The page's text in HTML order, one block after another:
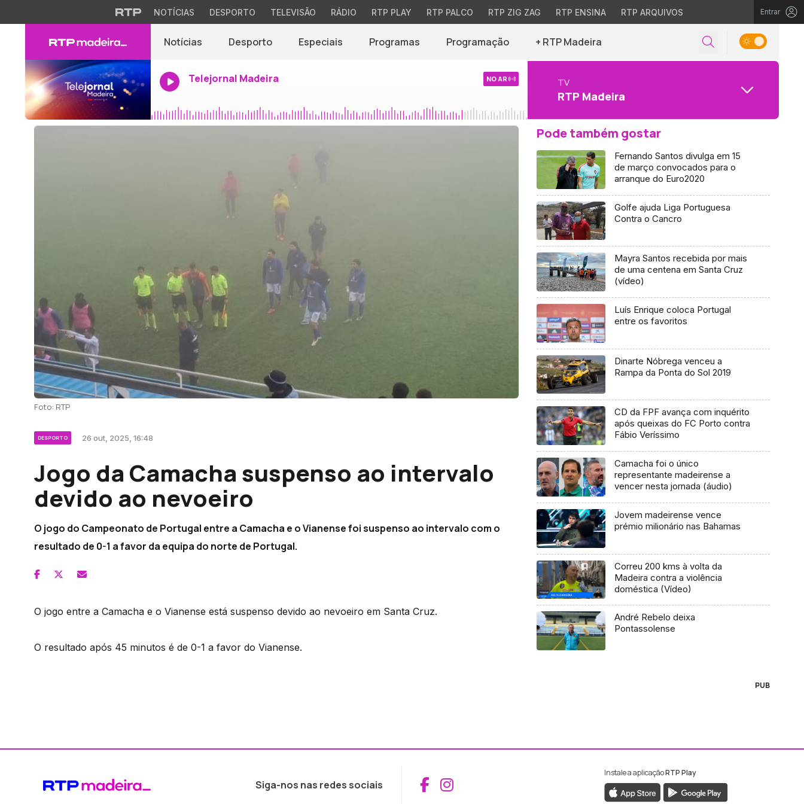
NOTÍCIAS DESPORTO TELEVISÃO RÁDIO RTP PLAY RTP PALCO RTP ZIG ZAG RTP ENSINA RTP ARQUIVOS Entrar
Notícias Desporto Especiais Programas Programação + RTP Madeira
Telejornal Madeira NO AR TV
RTP Madeira
Foto: RTP
DESPORTO 26 out, 2025, 16:48
Jogo da Camacha suspenso ao intervalo
devido ao nevoeiro
O jogo do Campeonato de Portugal entre a Camacha e o Vianense foi suspenso ao intervalo com o
resultado de 0-1 a favor da equipa do norte de Portugal.
O jogo entre a Camacha e o Vianense está suspenso devido ao nevoeiro em Santa Cruz.
O resultado após 45 minutos é de 0-1 a favor do Vianense.
Pode também gostar
Fernando Santos divulga em 15
de março convocados para o
arranque do Euro2020
Golfe ajuda Liga Portuguesa
Contra o Cancro
Mayra Santos recebida por mais
de uma centena em Santa Cruz
(vídeo)
Luís Enrique coloca Portugal
entre os favoritos
Dinarte Nóbrega venceu a
Rampa da Ponta do Sol 2019
CD da FPF avança com inquérito
após queixas do FC Porto contra
Fábio Veríssimo
Camacha foi o único
representante madeirense a
vencer nesta jornada (áudio)
Jovem madeirense vence
prémio milionário nas Bahamas
Correu 200 kms à volta da
Madeira contra a violência
doméstica (Vídeo)
André Rebelo deixa
Pontassolense
PUB
Siga-nos nas redes sociais Aceder ao Facebook da RTP Madeira
Aceder ao Instagram da RTP Madeira
Instale a aplicaçãoRTP Play